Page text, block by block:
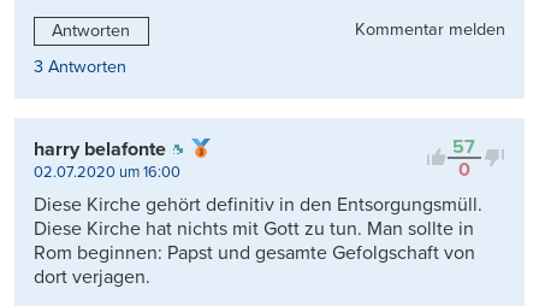
Antworten
Kommentar melden
3 Antworten
57
0
harry belafonte
02.07.2020 um 16:00
Diese Kirche gehört definitiv in den Entsorgungsmüll.
Diese Kirche hat nichts mit Gott zu tun. Man sollte in
Rom beginnen: Papst und gesamte Gefolgschaft von
dort verjagen.